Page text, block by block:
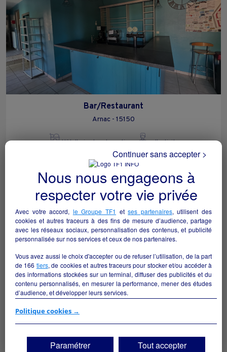
Bar/Restaurant
Arnac - 15150
Hôtellerie et restauration collectivite
Alimentation particulier
Nous nous engageons à
respecter votre vie privée
Avec votre accord, le Groupe TF1 etses partenaires, utilisent des
cookies et autres traceurs à des fins de mesure d’audience, partage
avec les réseaux sociaux, personnalisation des contenus, et publicité
personnalisée sur nos services et ceux de nos partenaires.
Vous avez aussi le choix d'accepter ou de refuser l’utilisation, de la part
de 166 tiers, de cookies et autres traceurs pour stocker et/ou accéder à
des informations stockées sur un terminal, diffuser des publicités et du
contenu personnalisés, en mesurer la performance, mener des études
d’audience, et développer leurs services.
Si vous continuez sans accepter, les fonctionnalités liées à la
vos centres d'intérêt. Seuls lescookies/traceurs techniquesseront
déposés et lus sur votre terminal.
Politique cookies →
Paramétrer
Continuer sans accepter >
Tout accepter